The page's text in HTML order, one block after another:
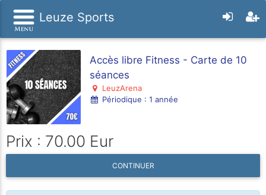
Leuze Sports
Accès libre Fitness - Carte de 10
séances
LeuzArena
Périodique : 1 année
Prix : 70.00 Eur
CONTINUER